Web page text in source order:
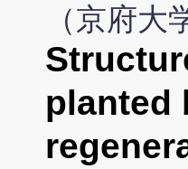
（京府大
planted